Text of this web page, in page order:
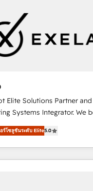
mid-market and enterprise
our team combines
execution with real
Many of our consultants
need as their systems,
evolve. Since 2014, we’ve
1,400+ clients across a
including healthcare,
manufacturing, financial
Whether clients are new
or expanding into more
Elite Solutions Partner and
Integrator. We believe
should serve business
way around. Every
clear objectives,
and measurable
ร์โซลูชันระดับ Elite5.0